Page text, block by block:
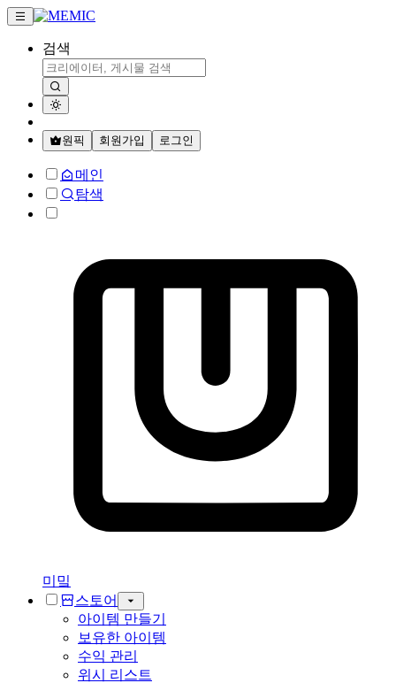
검색
원픽 회원가입 로그인
메인
탐색
미밐
스토어
아이템 만들기
보유한 아이템
수익 관리
위시 리스트